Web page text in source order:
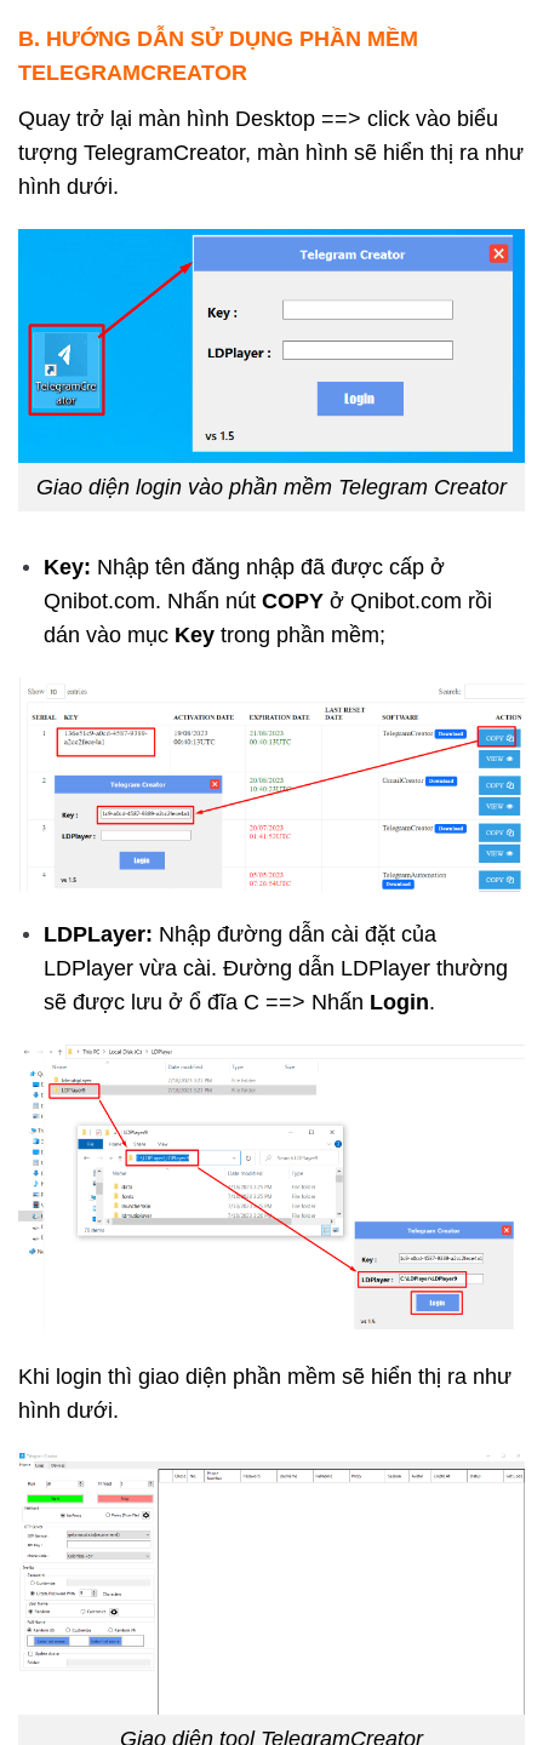
B. HƯỚNG DẪN SỬ DỤNG PHẦN MỀM
TELEGRAMCREATOR
Quay trở lại màn hình Desktop ==> click vào biểu
tượng TelegramCreator, màn hình sẽ hiển thị ra như
hình dưới.
Giao diện login vào phần mềm Telegram Creator
Key: Nhập tên đăng nhập đã được cấp ở
Qnibot.com. Nhấn nút COPYở Qnibot.com rồi
dán vào mục Keytrong phần mềm;
LDPLayer: Nhập đường dẫn cài đặt của
LDPlayer vừa cài. Đường dẫn LDPlayer thường
sẽ được lưu ở ổ đĩa C ==> Nhấn Login.
Khi login thì giao diện phần mềm sẽ hiển thị ra như
hình dưới.
Giao diện tool TelegramCreator